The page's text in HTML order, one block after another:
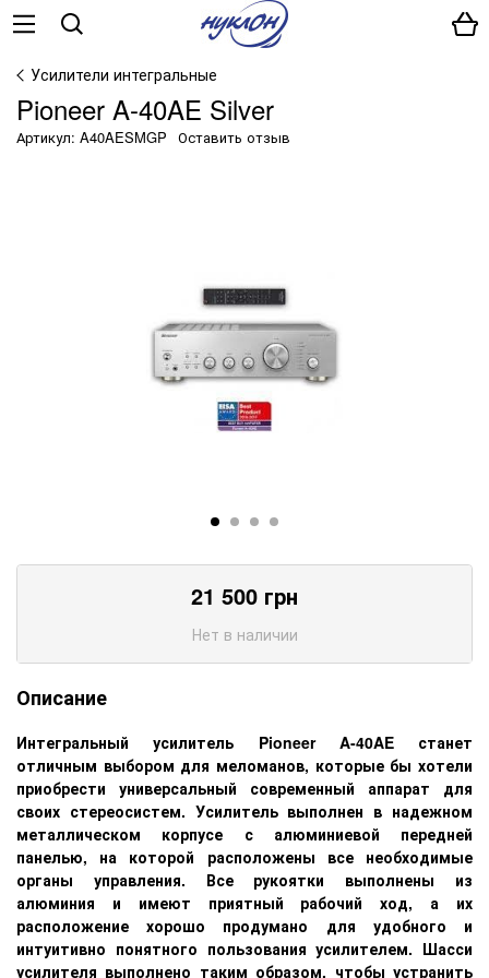
Усилители интегральные
Pioneer A-40AE Silver
Артикул: A40AESMGP Оставить отзыв
21 500 грн
Нет в наличии
Описание
Интегральный усилитель Pioneer A-40AE станет
отличным выбором для меломанов, которые бы хотели
приобрести универсальный современный аппарат для
своих стереосистем. Усилитель выполнен в надежном
металлическом корпусе с алюминиевой передней
панелью, на которой расположены все необходимые
органы управления. Все рукоятки выполнены из
алюминия и имеют приятный рабочий ход, а их
расположение хорошо продумано для удобного и
интуитивно понятного пользования усилителем. Шасси
усилителя выполнено таким образом, чтобы устранить